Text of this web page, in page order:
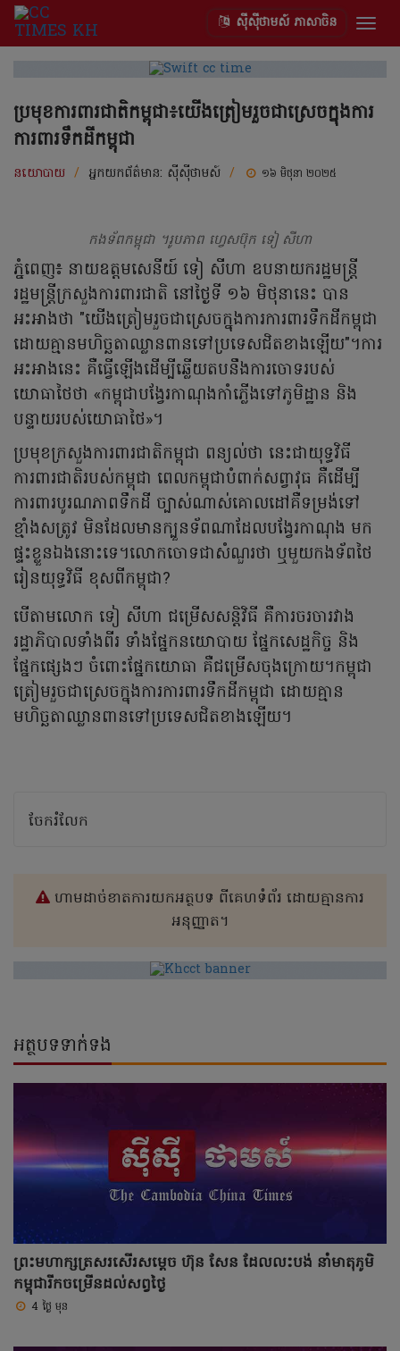
ស៊ីស៊ីថាមស៍ ភាសាចិន
ប្រមុខការពារជាតិកម្ពុជា៖យើងត្រៀមរួចជាស្រេចក្នុងការ
ការពារទឹកដីកម្ពុជា
នយោបាយ / អ្នកយកព័ត៌មាន: ស៊ីស៊ីថាមស៍ / ១៦ មិថុនា ២០២៥
កងទ័ពកម្ពុជា ។រូបភាព ហ្វេសប៊ុក ទៀ សីហា
ភ្នំពេញ៖ នាយឧត្តមសេនីយ៍​ ទៀ សីហា ឧបនាយករដ្ឋមន្រ្តី
រដ្ឋមន្រ្តីក្រសួងការពារជាតិ នៅថ្ងៃទី ១៦ មិថុនានេះ បាន
អះអាងថា "យើងត្រៀមរួចជាស្រេចក្នុងការការពារទឹកដីកម្ពុជា
ដោយគ្មានមហិច្ឆតាឈ្លានពានទៅប្រទេសជិតខាងឡើយ"។ការ
អះអាងនេះ គឺធ្វើឡើងដើម្បីឆ្លើយតបនឹងការចោទរបស់
យោធាថៃថា «កម្ពុជាបង្វែរកាណុងកាំភ្លើងទៅភូមិដ្ឋាន និង
បន្ទាយរបស់យោធាថៃ»។
ប្រមុខក្រសួងការពារជាតិកម្ពុជា ពន្យល់ថា នេះជាយុទ្ធវិធី
ការពារជាតិរបស់កម្ពុជា ពេលកម្ពុជាបំពាក់សព្វាវុធ គឺដើម្បី
ការពារបូរណភាពទឹកដី ច្បាស់ណាស់គោលដៅគឺទម្រង់ទៅ
ខ្មាំងសត្រូវ មិនដែលមានក្បួនទ័ពណាដែលបង្វែរកាណុង មក
ផ្ទះខ្លួនឯងនោះទេ។លោកចោទជាសំណួរថា ឬមួយកងទ័ពថៃ
រៀនយុទ្ធវិធី ខុសពីកម្ពុជា?
បើតាមលោក ទៀ សីហា ជម្រើសសន្តិវិធី គឺការចរចារវាង
រដ្ឋាភិបាលទាំងពីរ ទាំងផ្នែកនយោបាយ ផ្នែកសេដ្ឋកិច្ច និង
ផ្នែកផ្សេងៗ ចំពោះផ្នែកយោធា គឺជម្រើសចុងក្រោយ។កម្ពុជា
ត្រៀមរួចជាស្រេចក្នុងការការពារទឹកដីកម្ពុជា ដោយគ្មាន
មហិច្ឆតាឈ្លានពានទៅប្រទេសជិតខាងឡើយ។
ចែករំលែក
ហាមដាច់ខាតការយកអត្ថបទ ពីគេហទំព័រ ដោយគ្មានការ
អនុញ្ញាត។
អត្ថបទទាក់ទង
ព្រះមហាក្សត្រសរសើរសម្តេច ហ៊ុន សែន ដែលលះបង់ នាំមាតុភូមិ
កម្ពុជារីកចម្រើនដល់សព្វថ្ងៃ
4 ថ្ងៃ មុន